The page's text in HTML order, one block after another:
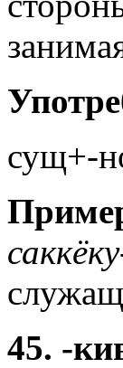
сущ+-
45. -